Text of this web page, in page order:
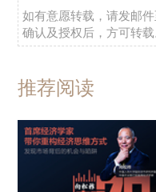
如有意愿转载，请发邮
确认及授权后，方可转载
推荐阅读